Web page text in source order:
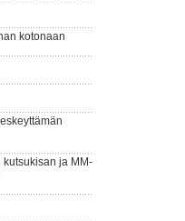
kotonaan
kutsukisan ja MM-